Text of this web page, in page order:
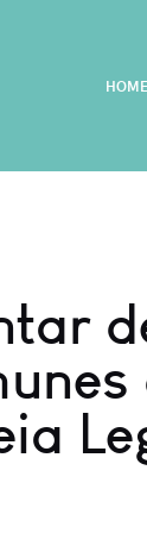
HOME